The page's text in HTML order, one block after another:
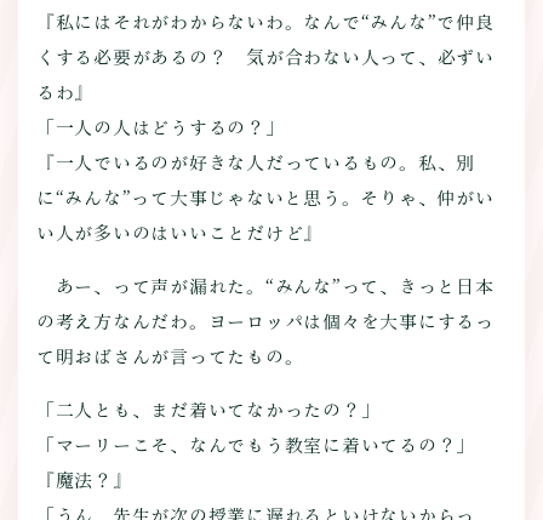
『私にはそれがわからないわ。なんで“みんな”で仲良
くする必要があるの？ 気が合わない人って、必ずい
るわ』
「一人の人はどうするの？」
『一人でいるのが好きな人だっているもの。私、別
に“みんな”って大事じゃないと思う。そりゃ、仲がい
い人が多いのはいいことだけど』
あー、って声が漏れた。“みんな”って、きっと日本
の考え方なんだわ。ヨーロッパは個々を大事にするっ
て明おばさんが言ってたもの。
「二人とも、まだ着いてなかったの？」
「マーリーこそ、なんでもう教室に着いてるの？」
『魔法？』
「うん、先生が次の授業に遅れるといけないからっ